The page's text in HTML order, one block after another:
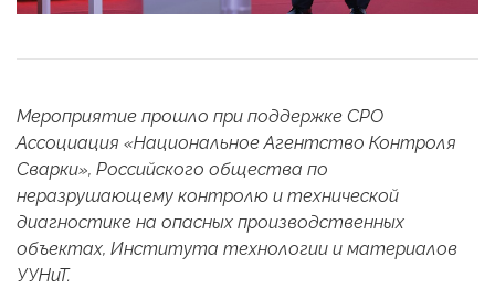
Мероприятие прошло при поддержке СРО
Ассоциация «Национальное Агентство Контроля
Сварки», Российского общества по
неразрушающему контролю и технической
диагностике на опасных производственных
объектах, Института технологии и материалов
УУНиТ.